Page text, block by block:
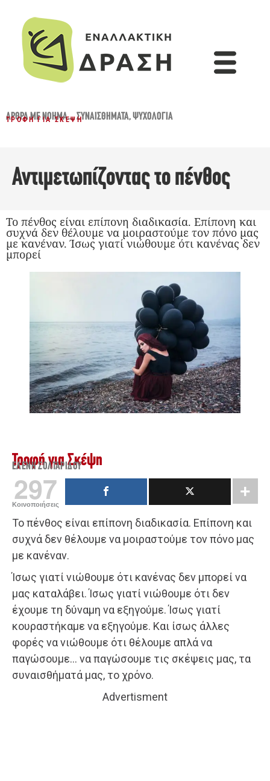
ΆΡΘΡΑ ΜΕ ΝΌΗΜΑ...,ΣΥΝΑΙΣΘΉΜΑΤΑ,ΨΥΧΟΛΟΓΊΑ
ΤΡΟΦΉ ΓΙΑ ΣΚΈΨΗ
Αντιμετωπίζοντας το πένθος
Το πένθος είναι επίπονη διαδικασία. Επίπονη και
συχνά δεν θέλουμε να μοιραστούμε τον πόνο μας
με κανέναν. Ίσως γιατί νιώθουμε ότι κανένας δεν
μπορεί
Τροφή για Σκέψη
ΕΛΈΝΗ ΣΟΛΤΑΡΊΔΟΥ
297
Κοινοποιήσεις
Το πένθος είναι επίπονη διαδικασία. Επίπονη και
συχνά δεν θέλουμε να μοιραστούμε τον πόνο μας
με κανέναν.
Ίσως γιατί νιώθουμε ότι κανένας δεν μπορεί να
μας καταλάβει. Ίσως γιατί νιώθουμε ότι δεν
έχουμε τη δύναμη να εξηγούμε. Ίσως γιατί
κουραστήκαμε να εξηγούμε. Και ίσως άλλες
φορές να νιώθουμε ότι θέλουμε απλά να
παγώσουμε… να παγώσουμε τις σκέψεις μας, τα
συναισθήματά μας, το χρόνο.
Advertisment